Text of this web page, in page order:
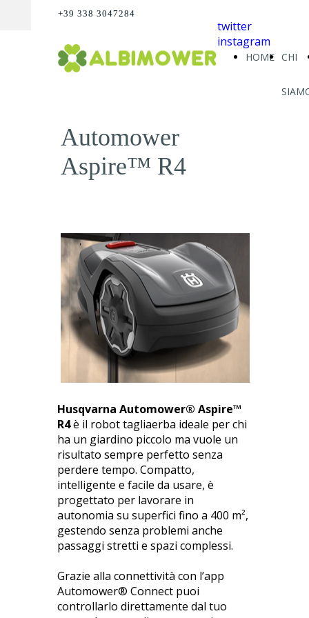
twitter
instagram
+39 338 3047284
HOME CHI
Automower
Aspire™ R4
Husqvarna Automower® Aspire™
R4è il robot tagliaerba ideale per chi
ha un giardino piccolo ma vuole un
risultato sempre perfetto senza
perdere tempo. Compatto,
intelligente e facile da usare, è
progettato per lavorare in
autonomia su superfici fino a 400 m²,
gestendo senza problemi anche
passaggi stretti e spazi complessi.
Grazie alla connettività con l’app
Automower® Connect puoi
controllarlo direttamente dal tuo